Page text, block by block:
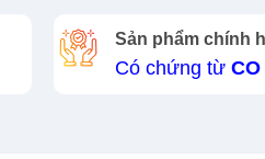
Sản phẩm chính
Có chứng từ CO